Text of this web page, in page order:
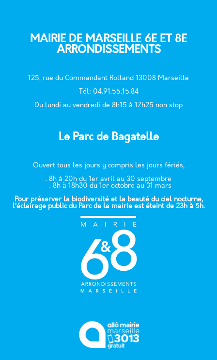
MAIRIE DE MARSEILLE 6E ET 8E
ARRONDISSEMENTS
125, rue du Commandant Rolland 13008 Marseille
Tél: 04.91.55.15.84
Du lundi au vendredi de 8h15 à 17h25 non stop
Le Parc de Bagatelle
Ouvert tous les jours y compris les jours fériés,
. 8h à 20h du 1er avril au 30 septembre
. 8h à 18h30 du 1er octobre au 31 mars
Pour préserver la biodiversité et la beauté du ciel nocturne,
l’éclairage public du Parc de la mairie est éteint de 23h à 5h.